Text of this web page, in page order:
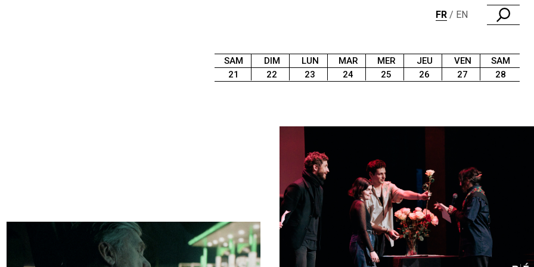
FR EN
SAM
21
DIM
22
LUN
23
MAR
24
MER
25
JEU
26
VEN
27
SAM
28